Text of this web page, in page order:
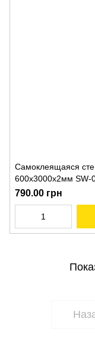
Самоклеящаяся
600х3000х2мм SW-
790.00 грн